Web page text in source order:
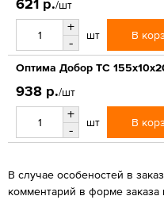
/шт
+
-
шт В
Оптима Добор ТС
938 р./шт
+
-
шт В
В случае особеностей в
комментарий в форме